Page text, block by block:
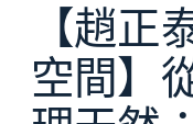
【趙
空間】